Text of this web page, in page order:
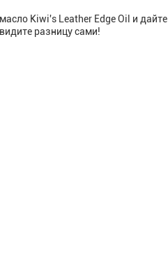
Kiwi's Leather Edge Oil и дайте
разницу сами!